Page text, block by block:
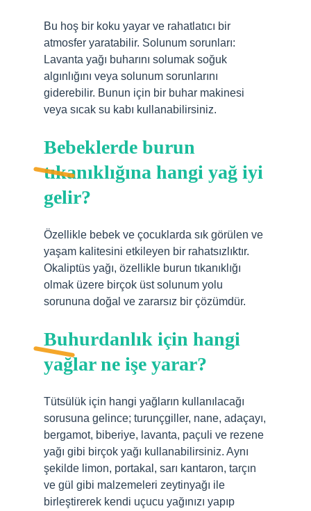
Bu hoş bir koku yayar ve rahatlatıcı bir
atmosfer yaratabilir. Solunum sorunları:
Lavanta yağı buharını solumak soğuk
algınlığını veya solunum sorunlarını
giderebilir. Bunun için bir buhar makinesi
veya sıcak su kabı kullanabilirsiniz.
Bebeklerde burun
tıkanıklığına hangi yağ iyi
gelir?
Özellikle bebek ve çocuklarda sık görülen ve
yaşam kalitesini etkileyen bir rahatsızlıktır.
Okaliptüs yağı, özellikle burun tıkanıklığı
olmak üzere birçok üst solunum yolu
sorununa doğal ve zararsız bir çözümdür.
Buhurdanlık için hangi
yağlar ne işe yarar?
Tütsülük için hangi yağların kullanılacağı
sorusuna gelince; turunçgiller, nane, adaçayı,
bergamot, biberiye, lavanta, paçuli ve rezene
yağı gibi birçok yağı kullanabilirsiniz. Aynı
şekilde limon, portakal, sarı kantaron, tarçın
ve gül gibi malzemeleri zeytinyağı ile
birleştirerek kendi uçucu yağınızı yapıp